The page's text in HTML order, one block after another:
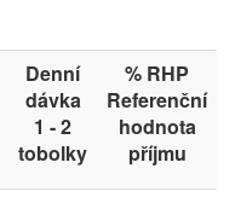
Denní
dávka
1 - 2
tobolky
% RHP
Referenční
hodnota
příjmu